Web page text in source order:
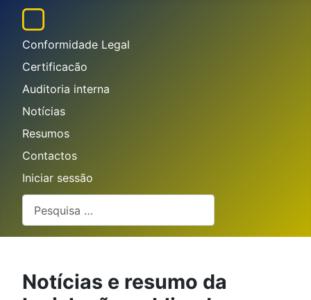
Conformidade Legal
Certificacão
Auditoria interna
Notícias
Resumos
Contactos
Iniciar sessão
Notícias e resumo da